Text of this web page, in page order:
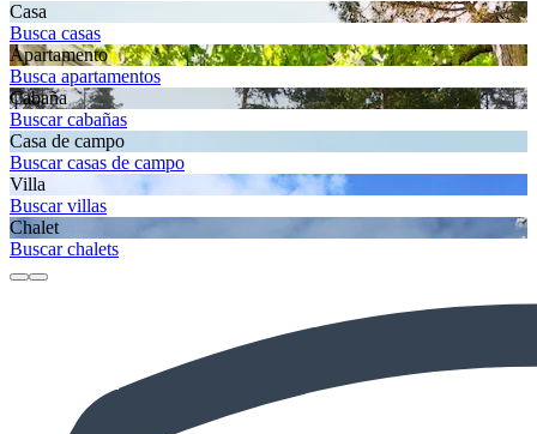
Casa
Busca casas
Apartamento
Busca apartamentos
Cabaña
Buscar cabañas
Casa de campo
Buscar casas de campo
Villa
Buscar villas
Chalet
Buscar chalets